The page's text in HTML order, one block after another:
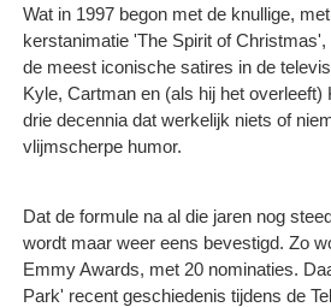
Wat in 1997 begon met de knullige,
kerstanimatie 'The Spirit of
de meest iconische satires in de
Kyle, Cartman en (als hij het overleeft)
drie decennia dat werkelijk niets of
vlijmscherpe humor.
Dat de formule na al die jaren nog
wordt maar weer eens bevestigd. Zo
Emmy Awards, met 20 nominaties.
Park' recent geschiedenis tijdens de